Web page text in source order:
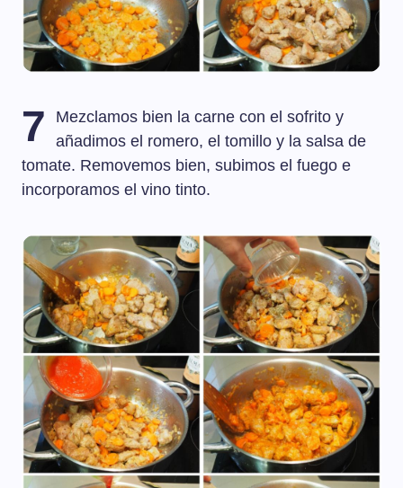
7
Mezclamos bien la carne con el sofrito y
añadimos el romero, el tomillo y la salsa de
tomate. Removemos bien, subimos el fuego e
incorporamos el vino tinto.